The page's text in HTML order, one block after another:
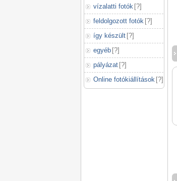
vízalatti fotók [?]
feldolgozott fotók [?]
így készült [?]
egyéb [?]
pályázat [?]
Online fotókiállítások [?]